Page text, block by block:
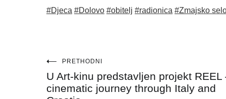
#Djeca #Dolovo #obitelj #radionica #Zmajsko
Navigacija
objava
PRETHODNI
U Art-kinu predstavljen projekt REEL
cinematic journey through Italy and